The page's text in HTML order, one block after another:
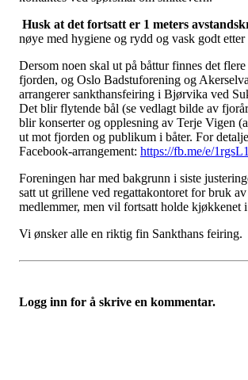
Husk at det fortsatt er 1 meters
nøye med hygiene og rydd og vask godt etter
Dersom noen skal ut på båttur finnes det
fjorden, og Oslo Badstuforening og
arrangerer sankthansfeiring i Bjørvika ved
Det blir flytende bål (se vedlagt bilde av
blir konserter og opplesning av Terje Vigen
ut mot fjorden og publikum i båter. For
Facebook-arrangement: https://fb.me/e/
Foreningen har med bakgrunn i siste
satt ut grillene ved regattakontoret for bruk
medlemmer, men vil fortsatt holde kjøkkenet
Vi ønsker alle en riktig fin Sankthans feiring.
Logg inn for å skrive en kommentar.